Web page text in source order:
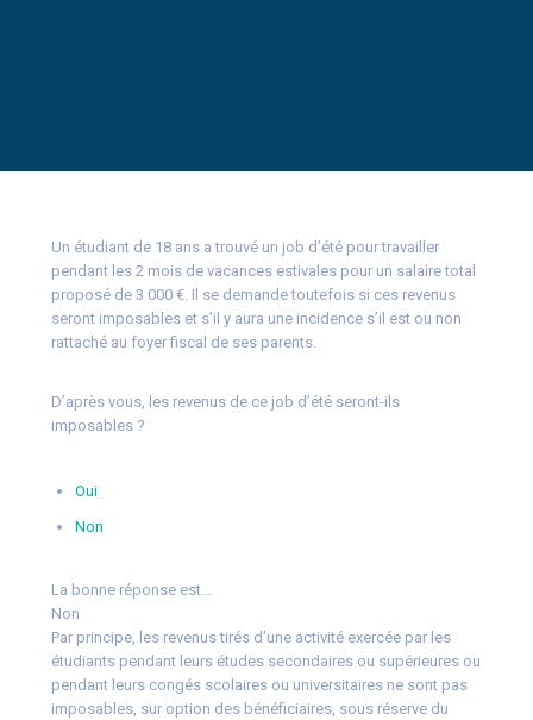
Un étudiant de 18 ans a trouvé un job d’été pour travailler
pendant les 2 mois de vacances estivales pour un salaire total
proposé de 3 000 €. Il se demande toutefois si ces revenus
seront imposables et s’il y aura une incidence s’il est ou non
rattaché au foyer fiscal de ses parents.
D’après vous, les revenus de ce job d’été seront-ils
imposables ?
Oui
Non
La bonne réponse est…
Non
Par principe, les revenus tirés d’une activité exercée par les
étudiants pendant leurs études secondaires ou supérieures ou
pendant leurs congés scolaires ou universitaires ne sont pas
imposables, sur option des bénéficiaires, sous réserve du